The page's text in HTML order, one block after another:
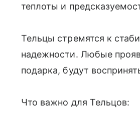
теплоты и
Тельцы стремятся к
надежности. Любые
подарка, будут
Что важно для Тельцов: